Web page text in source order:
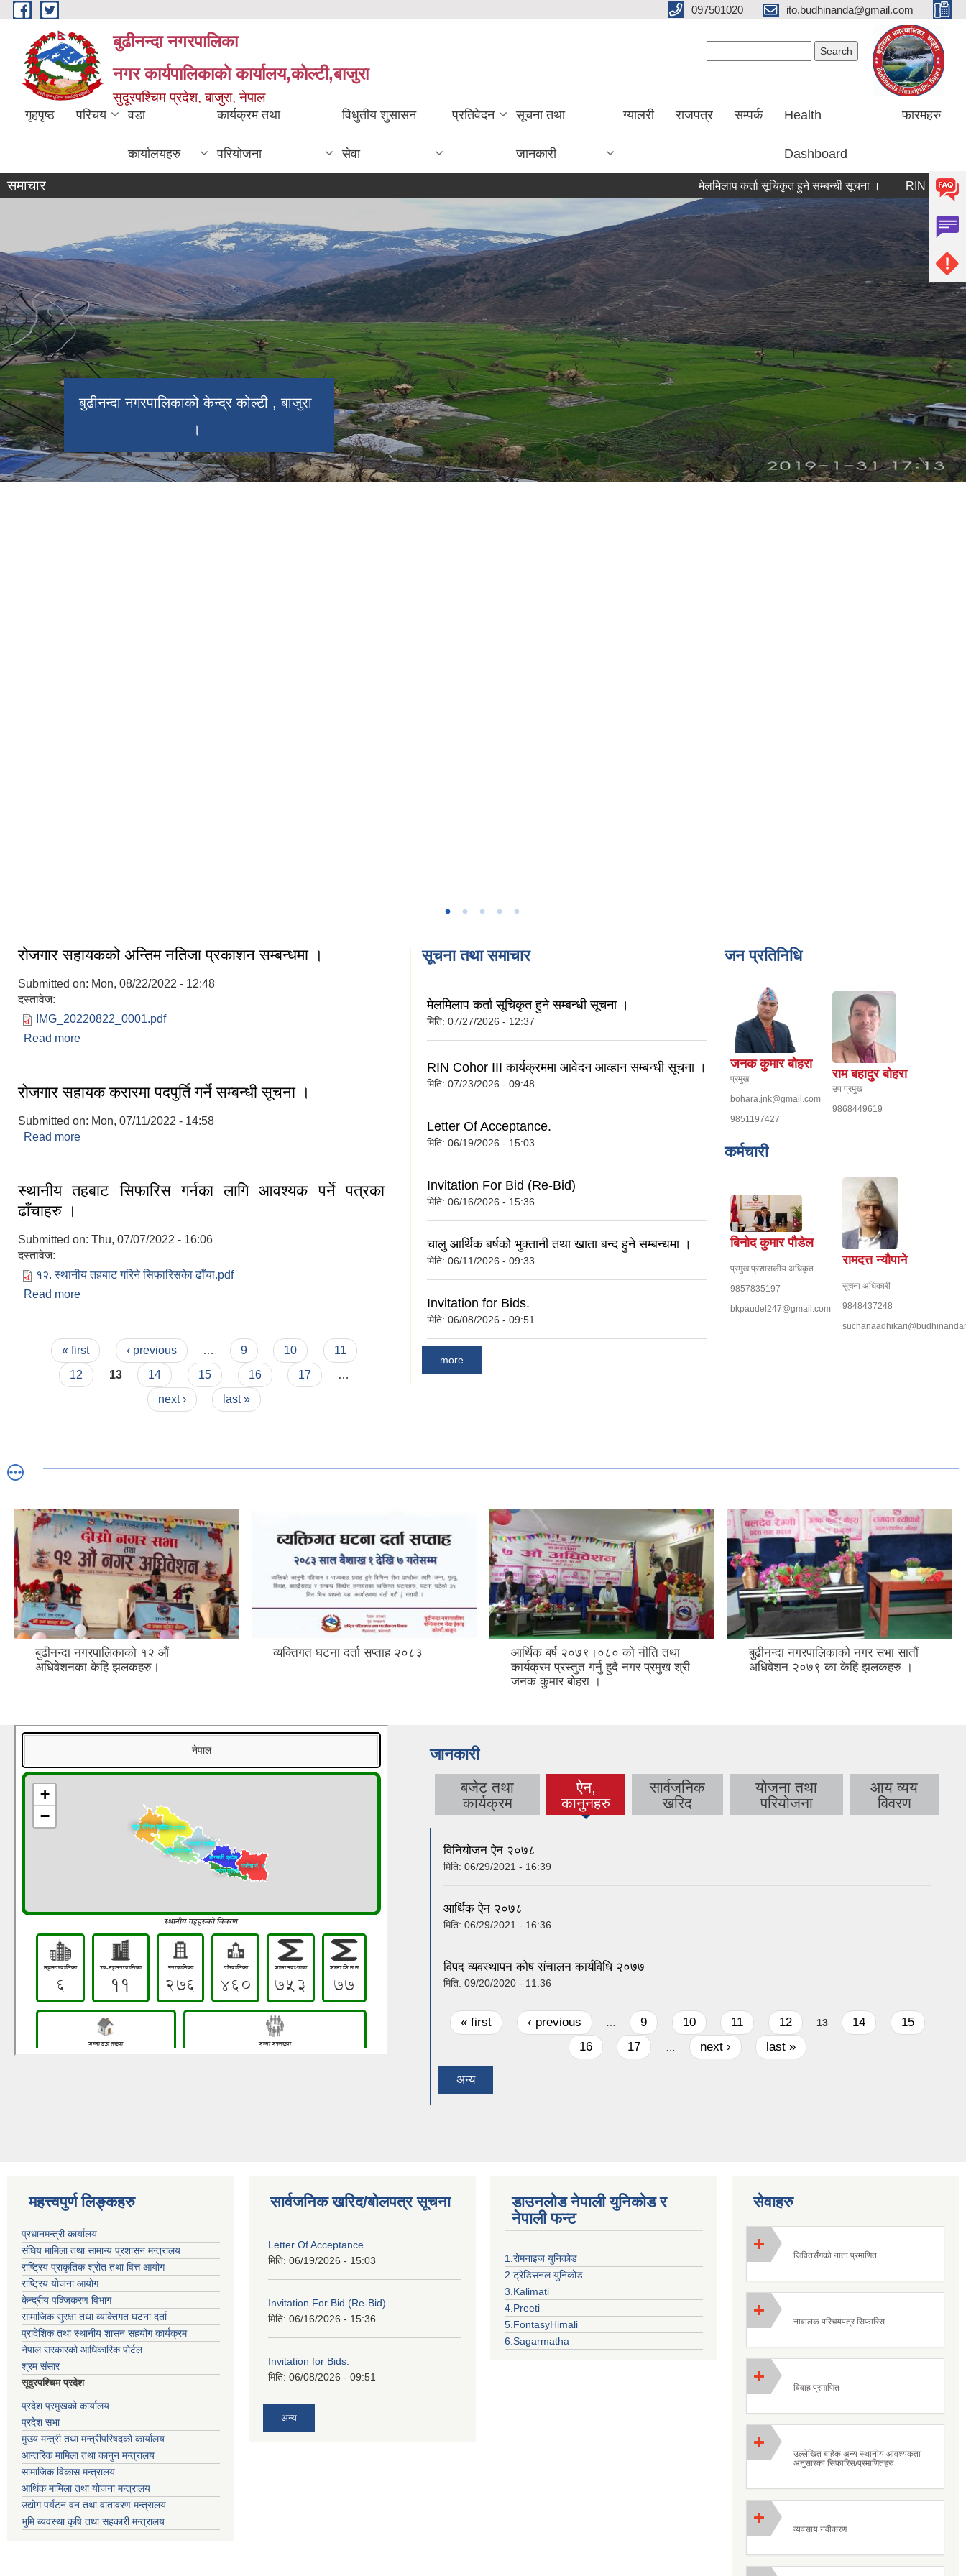
Skip to main content 097501020 ito.budhinanda@gmail.com
बुढीनन्दा नगरपालिका
नगर कार्यपालिकाकाे कार्यालय,काेल्टी,बाजुरा
सुदूरपश्चिम प्रदेश, बाजुरा, नेपाल
गृहपृष्ठ परिचय वडा
कार्यालयहरु
कार्यक्रम तथा
परियोजना
विधुतीय शुसासन
सेवा
प्रतिवेदन सूचना तथा
जानकारी
ग्यालरी राजपत्र सम्पर्क Health
Dashboard
फारमहरु
समाचार मेलमिलाप कर्ता सूचिकृत हुने सम्बन्धी सूचना । RIN Cohor III
बुढीनन्दा नगरपालिकाको केन्द्र कोल्टी , बाजुरा
।
बाजुरा विमानस्थल कोल्टी ।
रोजगार सहायकको अन्तिम नतिजा प्रकाशन सम्बन्धमा ।
Submitted on: Mon, 08/22/2022 - 12:48
दस्तावेज:
IMG_20220822_0001.pdf
Read more
रोजगार सहायक करारमा पदपुर्ति गर्ने सम्बन्धी सूचना ।
Submitted on: Mon, 07/11/2022 - 14:58
Read more
स्थानीय तहबाट सिफारिस गर्नका लागि आवश्यक पर्ने पत्रका
ढाँचाहरु ।
Submitted on: Thu, 07/07/2022 - 16:06
दस्तावेज:
१२. स्थानीय तहबाट गरिने सिफारिसकेा ढाँचा.pdf
Read more
Pages« first ‹ previous … 9 10
11
12
13 14 15 16 17
…
next ›
last »
सूचना तथा समाचार
मेलमिलाप कर्ता सूचिकृत हुने सम्बन्धी सूचना ।
मिति: 07/27/2026 - 12:37
RIN Cohor III कार्यक्रममा आवेदन आव्हान सम्बन्धी सूचना ।
मिति: 07/23/2026 - 09:48
Letter Of Acceptance.
मिति: 06/19/2026 - 15:03
Invitation For Bid (Re-Bid)
मिति: 06/16/2026 - 15:36
चालु आर्थिक बर्षको भुक्तानी तथा खाता बन्द हुने सम्बन्धमा ।
मिति: 06/11/2026 - 09:33
Invitation for Bids.
मिति: 06/08/2026 - 09:51
more
जन प्रतिनिधि
जनक कुमार बोहरा
प्रमुख
bohara.jnk@gmail.com
9851197427
राम बहादुर बोहरा
उप प्रमुख
9868449619
कर्मचारी
बिनोद कुमार पौडेल
प्रमुख प्रशासकीय अधिकृत
9857835197
bkpaudel247@gmail.com
रामदत्त न्यौपाने
सूचना अधिकारी
9848437248
बुढीनन्दा नगरपालिकाको १२ औं
अधिवेशनका केहि झलकहरु।
व्यक्तिगत घटना दर्ता सप्ताह २०८३
आर्थिक बर्ष २०७९।०८० को नीति तथा
कार्यक्रम प्रस्तुत गर्नु हुदै नगर प्रमुख श्री
जनक कुमार बोहरा ।
बुढीनन्दा नगरपालिकाको नगर सभा सातौं
अधिवेशन २०७९ का केहि झलकहरु ।
जानकारी
बजेट तथा
कार्यक्रम
ऐन,
कानुनहरु
(active
tab)
सार्वजनिक
खरिद
योजना तथा
परियोजना
आय व्यय
विवरण
विनियोजन ऐन २०७८
मिति: 06/29/2021 - 16:39
आर्थिक ऐन २०७८
मिति: 06/29/2021 - 16:36
विपद व्यवस्थापन कोष संचालन कार्यविधि २०७७
मिति: 09/20/2020 - 11:36
Pages
« first ‹ previous 9 10 11 12 13 14
15
16
17 next › last »
अन्य
महत्त्वपुर्ण लिङ्कहरु
प्रधानमन्त्री कार्यालय
संघिय मामिला तथा सामान्य प्रशासन मन्त्रालय
राष्ट्रिय प्राकृतिक श्रोत तथा वित्त आयोग
राष्ट्रिय योजना आयोग
केन्द्रीय पञ्जिकरण विभाग
सामाजिक सुरक्षा तथा व्यक्तिगत घटना दर्ता
प्रादेशिक तथा स्थानीय शासन सहयोग कार्यक्रम
नेपाल सरकारको आधिकारिक पोर्टल
श्रम संसार
सूदुरपश्चिम प्रदेश
प्रदेश प्रमुखको कार्यालय
प्रदेश सभा
मुख्य मन्त्री तथा मन्त्रीपरिषदको कार्यालय
आन्तरिक मामिला तथा कानुन मन्त्रालय
सामाजिक विकास मन्त्रालय
आर्थिक मामिला तथा योजना मन्त्रालय
उद्योग पर्यटन वन तथा वातावरण मन्त्रालय
भुमि ब्यवस्था कृषि तथा सहकारी मन्त्रालय
सार्वजनिक खरिद/बोलपत्र सूचना
Letter Of Acceptance.
मिति: 06/19/2026 - 15:03
Invitation For Bid (Re-Bid)
मिति: 06/16/2026 - 15:36
Invitation for Bids.
मिति: 06/08/2026 - 09:51
अन्य
डाउनलोड नेपाली युनिकोड र
नेपाली फन्ट
1.रोमनाइज युनिकोड
2.ट्रेडिसनल युनिकोड
3.Kalimati
4.Preeti
5.FontasyHimali
6.Sagarmatha
सेवाहरु
जिवितसँगको नाता प्रमाणित
नावालक परिचयपत्र सिफारिस
विवाह प्रमाणित
उल्लेखित बाहेक अन्य स्थानीय आवश्यकता
अनुसारका सिफारिस/प्रमाणितहरु
व्यवसाय नवीकरण